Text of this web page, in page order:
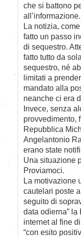
che si battono
all’informazione.
La notizia,
fatto un passo
di sequestro.
fatto tutto da
sequestro, né
limitati a
mandato alla
neanche ci era
Invece, senza
provvedimento,
Repubblica
Angelantonio
erano state
Una situazione
Proviamoci.
La motivazione
cautelari poste
seguito di
data odierna”
internet al fine
“con esito